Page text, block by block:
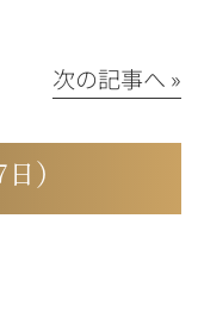
次の記事へ »
）